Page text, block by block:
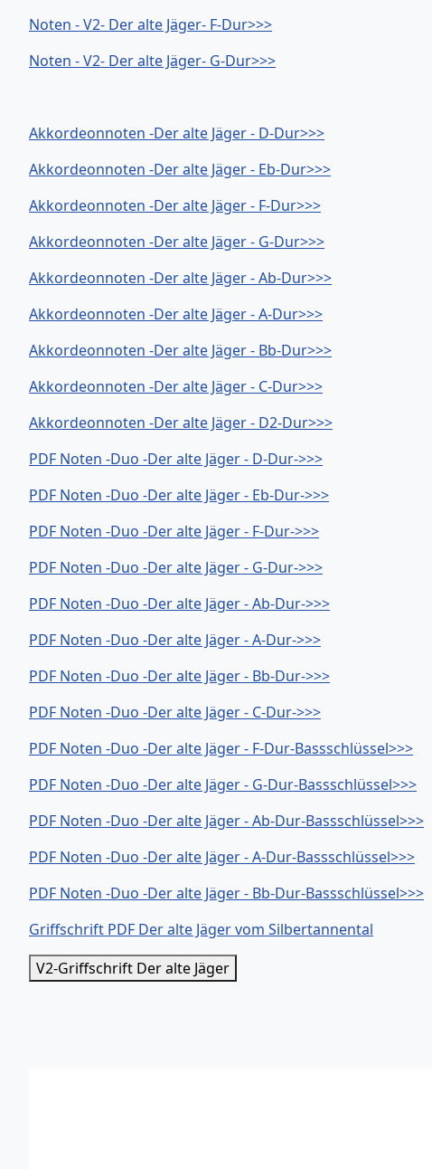
Noten - V2- Der alte Jäger- F-Dur>>>
Noten - V2- Der alte Jäger- G-Dur>>>
Akkordeonnoten -Der alte Jäger - D-Dur>>>
Akkordeonnoten -Der alte Jäger - Eb-Dur>>>
Akkordeonnoten -Der alte Jäger - F-Dur>>>
Akkordeonnoten -Der alte Jäger - G-Dur>>>
Akkordeonnoten -Der alte Jäger - Ab-Dur>>>
Akkordeonnoten -Der alte Jäger - A-Dur>>>
Akkordeonnoten -Der alte Jäger - Bb-Dur>>>
Akkordeonnoten -Der alte Jäger - C-Dur>>>
Akkordeonnoten -Der alte Jäger - D2-Dur>>>
PDF Noten -Duo -Der alte Jäger - D-Dur->>>
PDF Noten -Duo -Der alte Jäger - Eb-Dur->>>
PDF Noten -Duo -Der alte Jäger - F-Dur->>>
PDF Noten -Duo -Der alte Jäger - G-Dur->>>
PDF Noten -Duo -Der alte Jäger - Ab-Dur->>>
PDF Noten -Duo -Der alte Jäger - A-Dur->>>
PDF Noten -Duo -Der alte Jäger - Bb-Dur->>>
PDF Noten -Duo -Der alte Jäger - C-Dur->>>
PDF Noten -Duo -Der alte Jäger - F-Dur-Bassschlüssel>>>
PDF Noten -Duo -Der alte Jäger - G-Dur-Bassschlüssel>>>
PDF Noten -Duo -Der alte Jäger - Ab-Dur-Bassschlüssel>>>
PDF Noten -Duo -Der alte Jäger - A-Dur-Bassschlüssel>>>
PDF Noten -Duo -Der alte Jäger - Bb-Dur-Bassschlüssel>>>
Griffschrift PDF Der alte Jäger vom Silbertannental
V2-Griffschrift Der alte Jäger